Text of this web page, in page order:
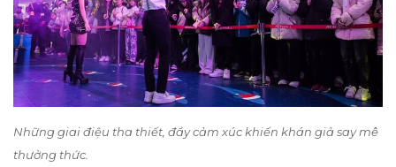
Những giai điệu tha thiết, đầy cảm xúc khiến khán giả say mê
thưởng thức.